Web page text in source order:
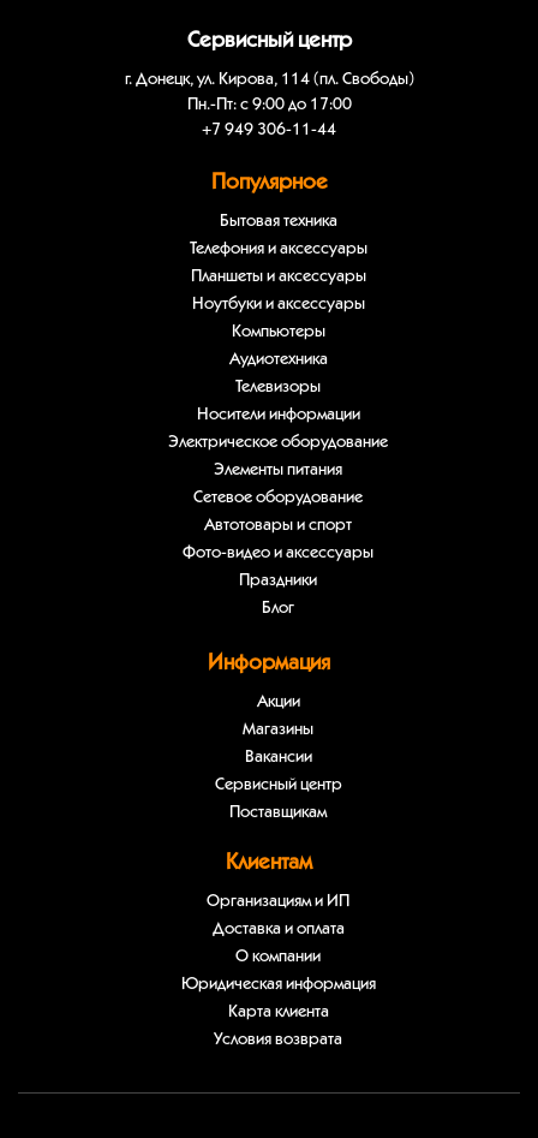
Сервисный центр
г. Донецк, ул. Кирова, 114 (пл. Свободы)
Пн.-Пт: с 9:00 до 17:00
+7 949 306-11-44
Популярное
Бытовая техника
Телефония и аксессуары
Планшеты и аксессуары
Ноутбуки и аксессуары
Компьютеры
Аудиотехника
Телевизоры
Носители информации
Электрическое оборудование
Элементы питания
Сетевое оборудование
Автотовары и спорт
Фото-видео и аксессуары
Праздники
Блог
Информация
Акции
Магазины
Вакансии
Сервисный центр
Поставщикам
Клиентам
Организациям и ИП
Доставка и оплата
О компании
Юридическая информация
Карта клиента
Условия возврата